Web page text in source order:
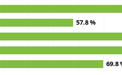
57.8 %
69.8